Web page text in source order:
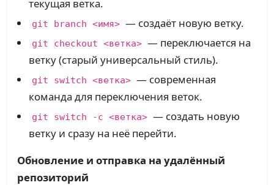
текущая ветка.
git branch <имя> — создаёт новую ветку.
git checkout <ветка> — переключается на
ветку (старый универсальный стиль).
git switch <ветка> — современная
команда для переключения веток.
git switch -c <ветка> — создать новую
ветку и сразу на неё перейти.
Обновление и отправка на удалённый
репозиторий